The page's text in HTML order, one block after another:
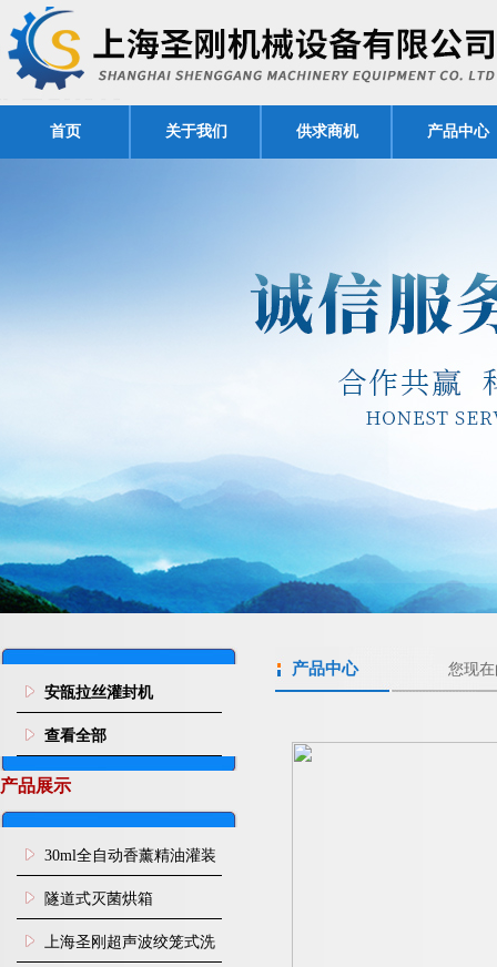
首页 关于我们 供求商机 产品中心
安瓿拉丝灌封机
查看全部
产品展示
30ml全自动香薰精油灌装
旋盖机
隧道式灭菌烘箱
上海圣刚超声波绞笼式洗
产品中心 您现